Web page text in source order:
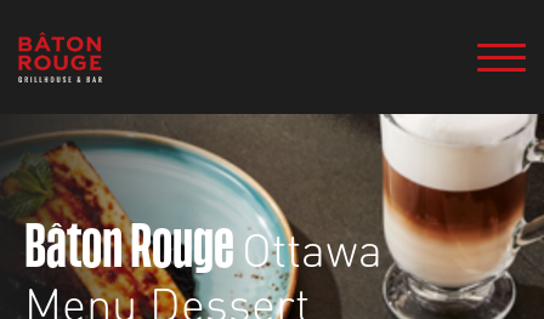
Bâton Rouge Ottawa
Menu Dessert